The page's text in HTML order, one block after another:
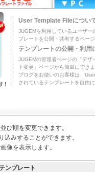
User Template Fileについ
JUGEMを利用しているユーザー
プレートを公開・共有するページ
テンプレートの公開・利用
JUGEMの管理者ページの「デザ
ト変更」ページから簡単にでき
ブログをお使いのお客様は、
されているテンプレートを自由に
び順を変更できます。
込みすることができます。
像を表示します。
ンプレート